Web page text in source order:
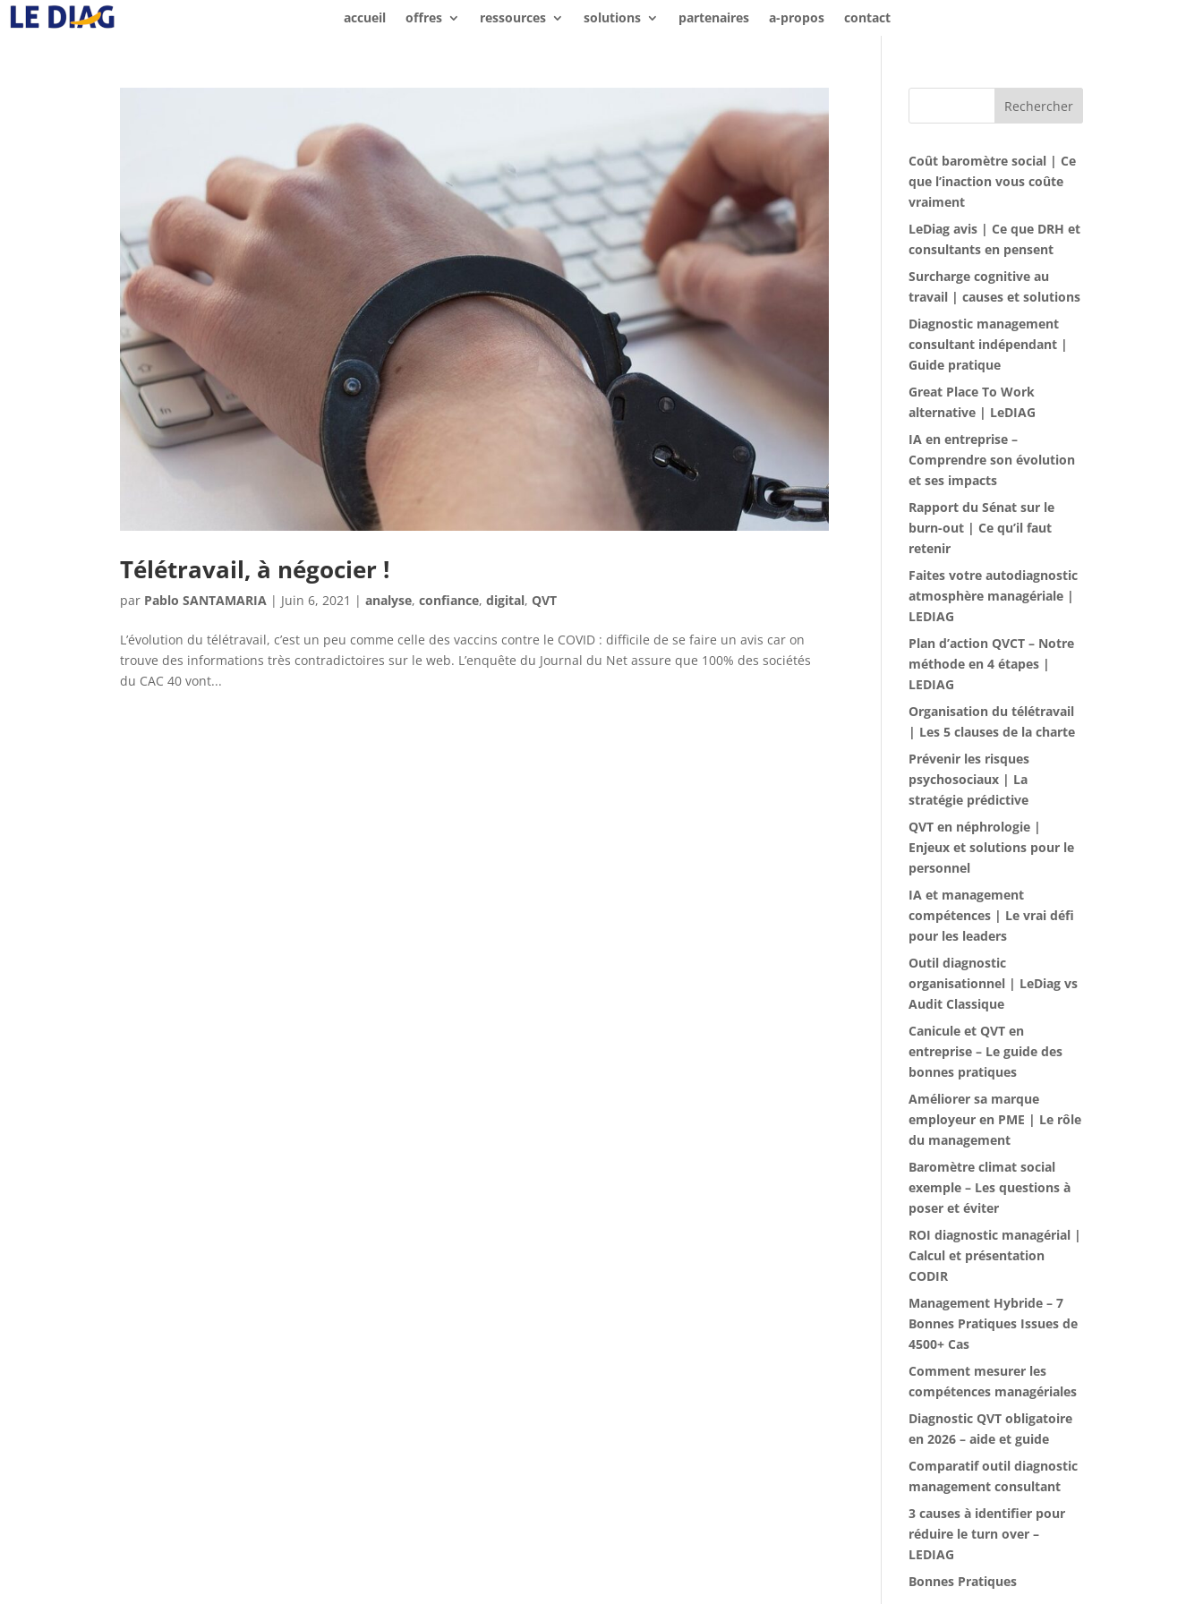
accueil offres ressources solutions partenaires a-propos contact
Télétravail, à négocier !
par Pablo SANTAMARIA | Juin 6, 2021 |analyse,confiance,digital,QVT
L’évolution du télétravail, c’est un peu comme celle des vaccins contre le COVID : difficile de se faire un avis car on
trouve des informations très contradictoires sur le web. L’enquête du Journal du Net assure que 100% des sociétés
du CAC 40 vont...
Rechercher
Coût baromètre social | Ce
que l’inaction vous coûte
vraiment
LeDiag avis | Ce que DRH et
consultants en pensent
Surcharge cognitive au
travail | causes et solutions
Diagnostic management
consultant indépendant |
Guide pratique
Great Place To Work
alternative | LeDIAG
IA en entreprise –
Comprendre son évolution
et ses impacts
Rapport du Sénat sur le
burn-out | Ce qu’il faut
retenir
Faites votre autodiagnostic
atmosphère managériale |
LEDIAG
Plan d’action QVCT – Notre
méthode en 4 étapes |
LEDIAG
Organisation du télétravail
| Les 5 clauses de la charte
Prévenir les risques
psychosociaux | La
stratégie prédictive
QVT en néphrologie |
Enjeux et solutions pour le
personnel
IA et management
compétences | Le vrai défi
pour les leaders
Outil diagnostic
organisationnel | LeDiag vs
Audit Classique
Canicule et QVT en
entreprise – Le guide des
bonnes pratiques
Améliorer sa marque
employeur en PME | Le rôle
du management
Baromètre climat social
exemple – Les questions à
poser et éviter
ROI diagnostic managérial |
Calcul et présentation
CODIR
Management Hybride – 7
Bonnes Pratiques Issues de
4500+ Cas
Comment mesurer les
compétences managériales
Diagnostic QVT obligatoire
en 2026 – aide et guide
Comparatif outil diagnostic
management consultant
3 causes à identifier pour
réduire le turn over –
LEDIAG
Bonnes Pratiques